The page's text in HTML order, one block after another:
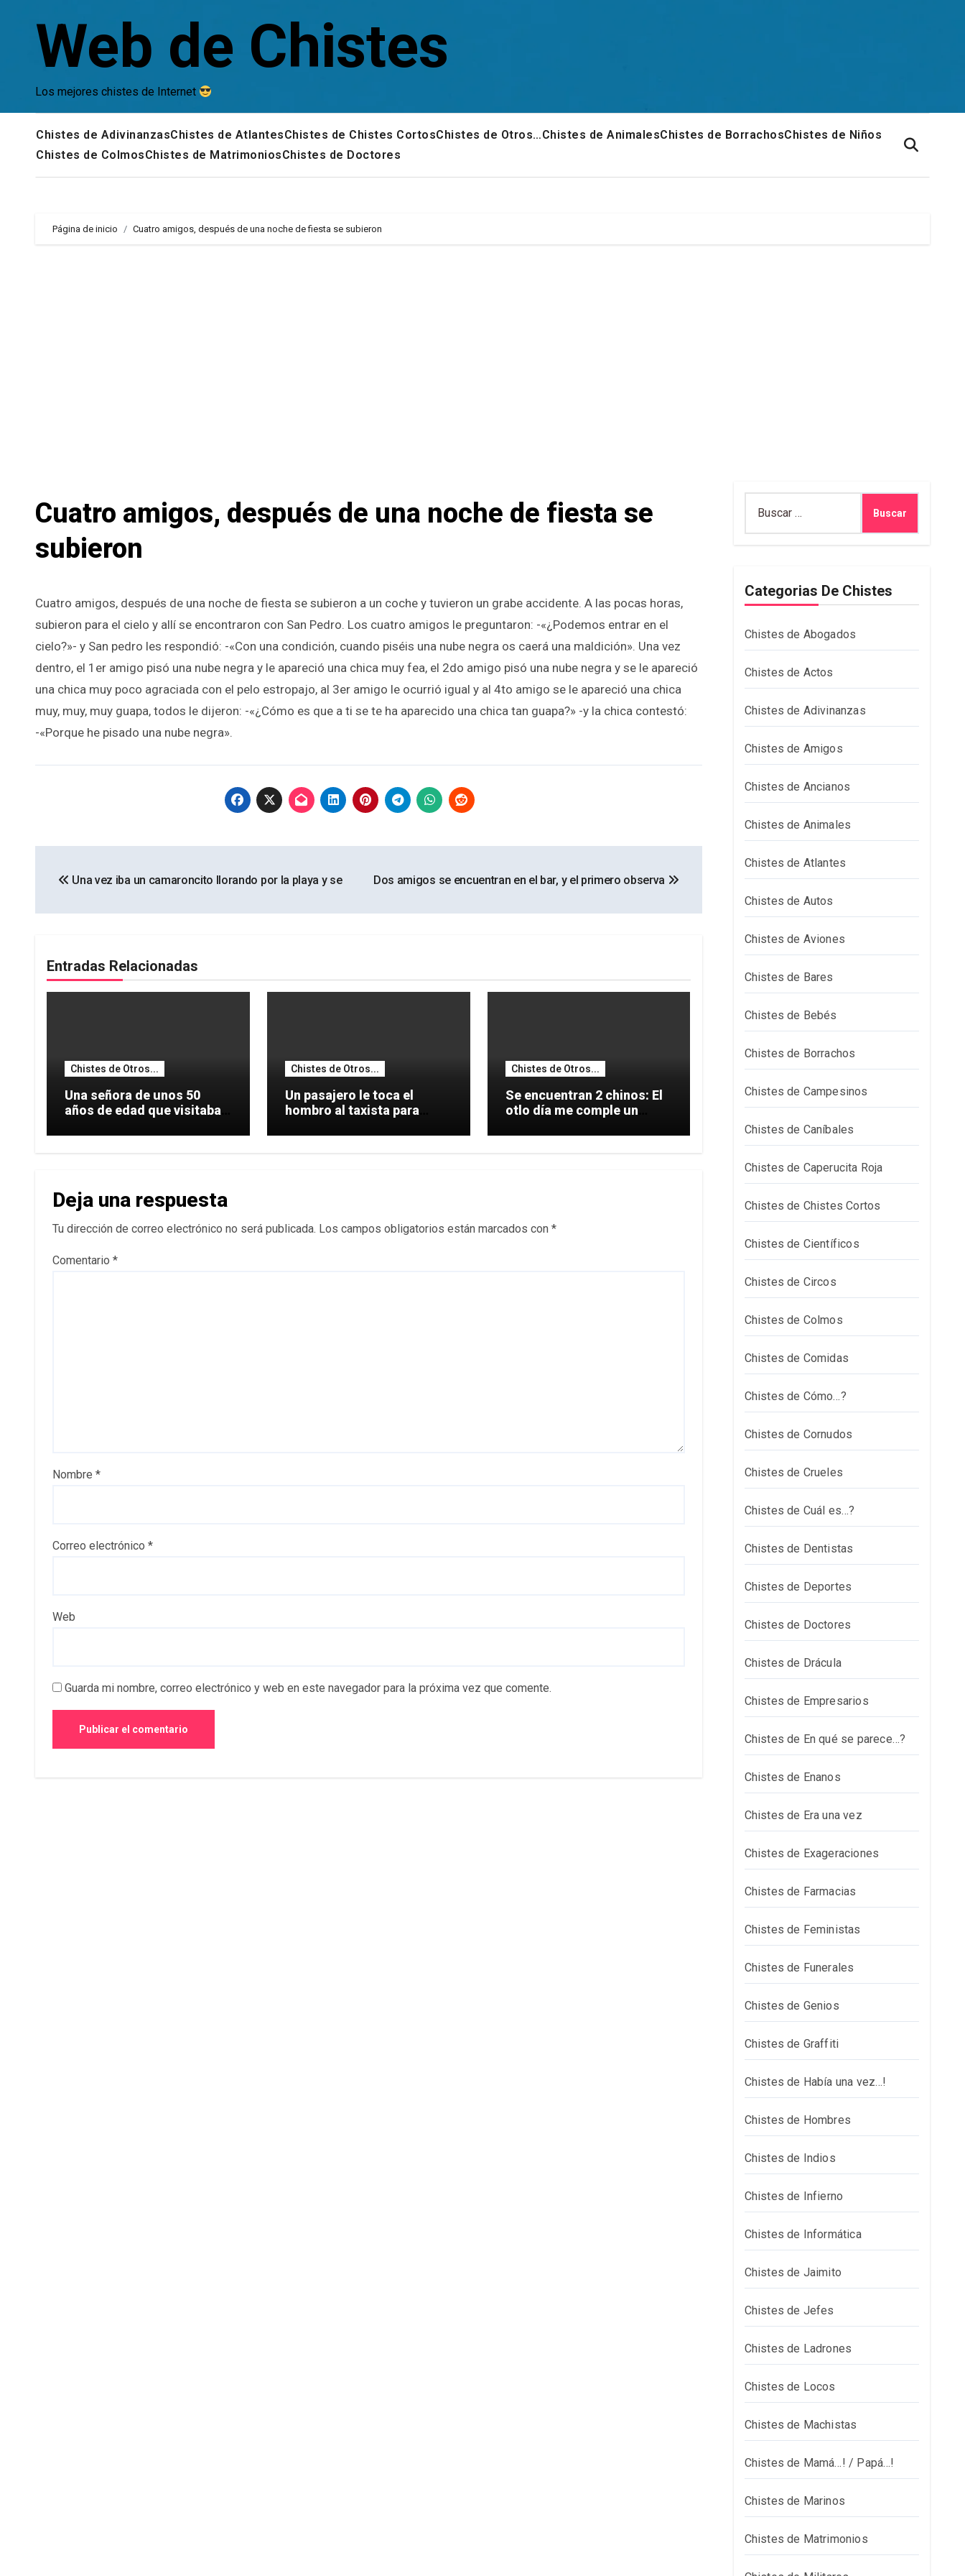
contenidoWeb de Chistes
Los mejores chistes de Internet
Chistes de AdivinanzasChistes de AtlantesChistes de Chistes CortosChistes de Otros…Chistes de AnimalesChistes de BorrachosChistes de Niños
Chistes de ColmosChistes de MatrimoniosChistes de Doctores
Página de inicio Cuatro amigos, después de una noche de fiesta se subieron
Cuatro amigos, después de una noche de fiesta se
subieron
Cuatro amigos, después de una noche de fiesta se subieron a un coche y tuvieron un grabe accidente. A las pocas horas,
subieron para el cielo y allí se encontraron con San Pedro. Los cuatro amigos le preguntaron: -«¿Podemos entrar en el
cielo?»- y San pedro les respondió: -«Con una condición, cuando piséis una nube negra os caerá una maldición». Una vez
dentro, el 1er amigo pisó una nube negra y le apareció una chica muy fea, el 2do amigo pisó una nube negra y se le apareció
una chica muy poco agraciada con el pelo estropajo, al 3er amigo le ocurrió igual y al 4to amigo se le apareció una chica
muy, muy, muy guapa, todos le dijeron: -«¿Cómo es que a ti se te ha aparecido una chica tan guapa?» -y la chica contestó:
-«Porque he pisado una nube negra».
de
entradas
Una vez iba un camaroncito llorando por la playa y se Dos amigos se encuentran en el bar, y el primero observa
Entradas Relacionadas
Chistes de Otros...
Una señora de unos 50
años de edad que visitaba
Chistes de Otros...
Un pasajero le toca el
hombro al taxista para
Chistes de Otros...
Se encuentran 2 chinos: El
otlo día me comple un
Deja una respuesta
Tu dirección de correo electrónico no será publicada. Los campos obligatorios están marcados con *
Comentario *
Nombre *
Correo electrónico *
Web
Guarda mi nombre, correo electrónico y web en este navegador para la próxima vez que comente.
Categorias De Chistes
Chistes de Abogados
Chistes de Actos
Chistes de Adivinanzas
Chistes de Amigos
Chistes de Ancianos
Chistes de Animales
Chistes de Atlantes
Chistes de Autos
Chistes de Aviones
Chistes de Bares
Chistes de Bebés
Chistes de Borrachos
Chistes de Campesinos
Chistes de Caníbales
Chistes de Caperucita Roja
Chistes de Chistes Cortos
Chistes de Científicos
Chistes de Circos
Chistes de Colmos
Chistes de Comidas
Chistes de Cómo…?
Chistes de Cornudos
Chistes de Crueles
Chistes de Cuál es…?
Chistes de Dentistas
Chistes de Deportes
Chistes de Doctores
Chistes de Drácula
Chistes de Empresarios
Chistes de En qué se parece…?
Chistes de Enanos
Chistes de Era una vez
Chistes de Exageraciones
Chistes de Farmacias
Chistes de Feministas
Chistes de Funerales
Chistes de Genios
Chistes de Graffiti
Chistes de Había una vez…!
Chistes de Hombres
Chistes de Indios
Chistes de Infierno
Chistes de Informática
Chistes de Jaimito
Chistes de Jefes
Chistes de Ladrones
Chistes de Locos
Chistes de Machistas
Chistes de Mamá…! / Papá…!
Chistes de Marinos
Chistes de Matrimonios